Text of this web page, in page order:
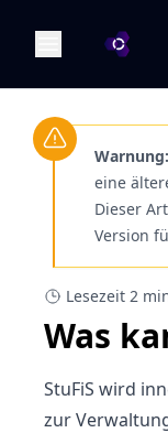
OA
Warnung:
eine
Dieser
Version
Lesezeit 2
Was
StuFiS wird
zur